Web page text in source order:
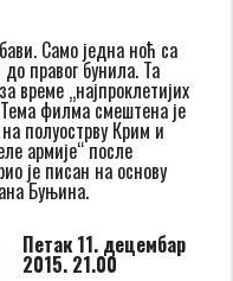
Само једна ноћ са
правог бунила. Та
време „најпроклетијих
филма смештена је
полуострву Крим и
армије“ после
је писан на основу
Буњина.
Петак 11. децембар
2015. 21.00